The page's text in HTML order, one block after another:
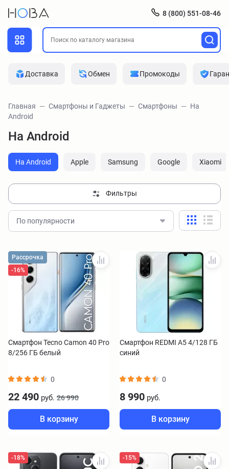
8 (800) 551-08-46
Доставка Обмен Промокоды
Главная Смартфоны и Гаджеты Смартфоны
На
Android
На Android
На Android Apple Samsung Google Xiaomi
Фильтры
По популярности
Рассрочка
-16%
Смартфон Tecno Camon 40 Pro
8/256 ГБ белый
0
22 490 руб. 26 990
В корзину
Смартфон REDMI A5 4/128 ГБ
синий
0
8 990 руб.
В корзину
-18% -15%